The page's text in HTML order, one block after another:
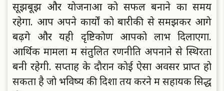
सूझबूझ और याेजनाओं काे सफल बनाने का समय
रहेगा. आप अपने कार्याें काे बारीकी से समझकर आगे
बढ़ेंगे और यही दृष्टिकाेण आपकाे लाभ दिलाएगा.
आर्थिक मामलाें में संतुलित रणनीति अपनाने से स्थिरता
बनी रहेगी. सप्ताह के दाैरान काेई ऐसा अवसर प्राप्त हाे
सकता है जाे भविष्य की दिशा तय करने में सहायक सिद्ध